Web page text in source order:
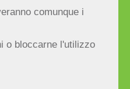
| Reg.Impr.di FC –
Soc. € 10.000,00
– Tutti i diritti
comunque i
o bloccarne l'utilizzo